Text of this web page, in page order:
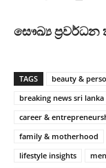
සෞඛ්‍ය ප්‍රවර්ධන
TAGS beauty &
breaking news sri
career &
family & motherhood
lifestyle insights